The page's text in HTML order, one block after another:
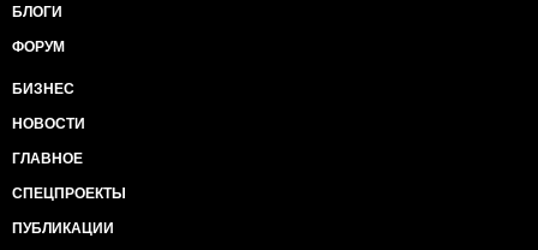
БЛОГИ
ФОРУМ
БИЗНЕС
НОВОСТИ
ГЛАВНОЕ
СПЕЦПРОЕКТЫ
ПУБЛИКАЦИИ